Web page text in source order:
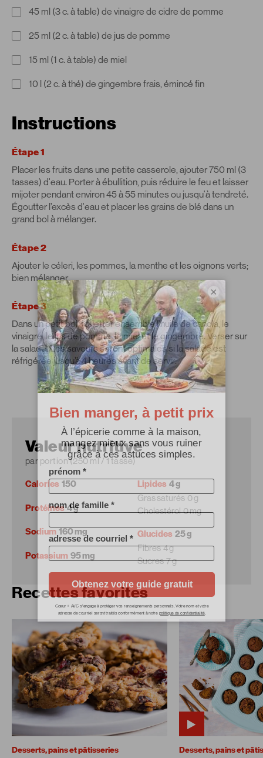
45 ml (3 c. à table) de vinaigre de cidre de pomme
25 ml (2 c. à table) de jus de pomme
15 ml (1 c. à table) de miel
10 l (2 c. à thé) de gingembre frais, émincé fin
Instructions
Étape 1
Placer les fruits dans une petite casserole, ajouter 750 ml (3
tasses) d'eau. Porter à ébullition, puis réduire le feu et laisser
mijoter pendant environ 45 à 55 minutes ou jusqu'à tendreté.
Égoutter l’excès d'eau et placer les grains de blé dans un
grand bol à mélanger.
Étape 2
Ajouter le céleri, les pommes, la menthe et les oignons verts;
bien mélanger.
Étape 3
Dans un petit bol, fouetter ensemble l'huile de canola, le
vinaigre, le jus de pomme, le miel et le gingembre. Verser sur
la salade. Les saveurs seront optimales si la salade est
réfrigérée jusqu’à 4 heures avant de servir.
Valeur nutritive
par portion (250 ml / 1 tasse)
Calories 150
Protéines4 g
Sodium 160 mg
Potassium 95 mg
Lipides 4 g
Gras saturés 0 g
Cholestérol 0 mg
Glucides 25 g
Fibres 4 g
Sucres 7 g
Recettes favorites
Desserts, pains et pâtisseries Desserts, pains et
×